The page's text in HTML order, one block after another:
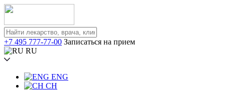
+7 495 777-77-00 Записаться на прием
RU
ENG
CH